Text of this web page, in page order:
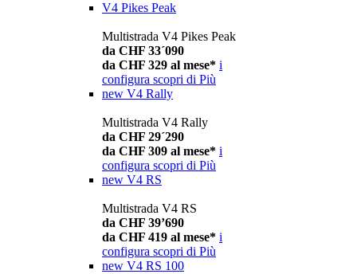
V4 Pikes Peak
Multistrada V4 Pikes Peak
da CHF 33´090
da CHF 329 al mese* i
configura scopri di Più
new V4 Rally
Multistrada V4 Rally
da CHF 29´290
da CHF 309 al mese* i
configura scopri di Più
new V4 RS
Multistrada V4 RS
da CHF 39’690
da CHF 419 al mese* i
configura scopri di Più
new V4 RS 100